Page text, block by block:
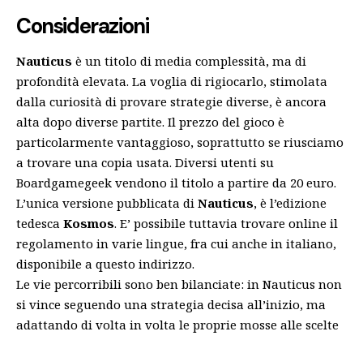
Considerazioni
Nauticus è un titolo di media complessità, ma di
profondità elevata. La voglia di rigiocarlo, stimolata
dalla curiosità di provare strategie diverse, è ancora
alta dopo diverse partite. Il prezzo del gioco è
particolarmente vantaggioso, soprattutto se riusciamo
a trovare una copia usata. Diversi utenti su
Boardgamegeek vendono il titolo a partire da 20 euro.
L’unica versione pubblicata di Nauticus, è l’edizione
tedesca Kosmos. E’ possibile tuttavia trovare online il
regolamento in varie lingue, fra cui anche in italiano,
disponibile a questo indirizzo.
Le vie percorribili sono ben bilanciate: in Nauticus non
si vince seguendo una strategia decisa all’inizio, ma
adattando di volta in volta le proprie mosse alle scelte